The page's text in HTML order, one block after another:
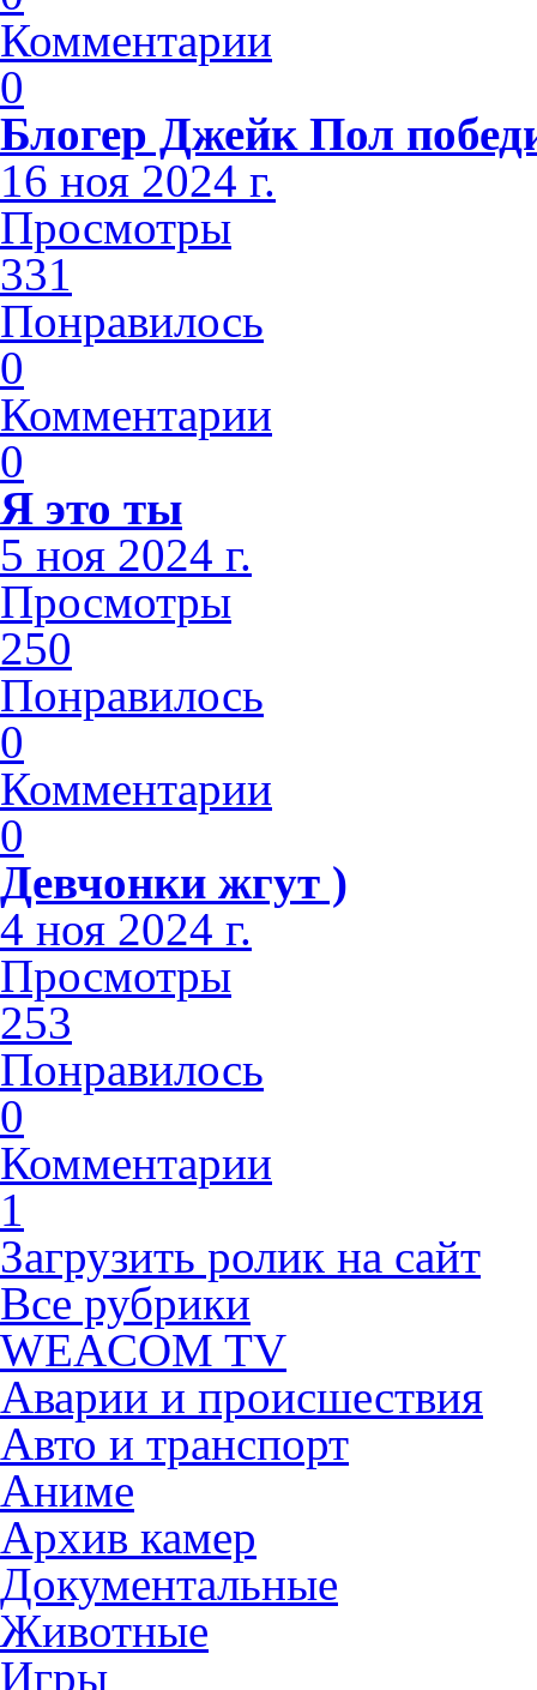
Комментарии
0
Блогер Джейк Пол
16 ноя 2024 г.
Просмотры
331
Понравилось
0
Комментарии
0
Я это ты
5 ноя 2024 г.
Просмотры
250
Понравилось
0
Комментарии
0
Девчонки жгут )
4 ноя 2024 г.
Просмотры
253
Понравилось
0
Комментарии
1
Загрузить ролик на сайт
Все рубрики
WEACOM TV
Аварии и происшествия
Авто и транспорт
Аниме
Архив камер
Документальные
Животные
Игры